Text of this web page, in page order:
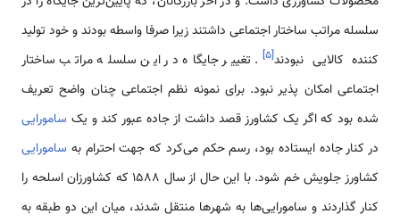
سلسله مراتب ساختار اجتماعی داشتند زیرا صرفا واسطه بودند و خود تولید
کننده کالایی نبودند[۵]. تغییر جایگاه در این سلسله مراتب ساختار
اجتماعی امکان پذیر نبود. برای نمونه نظم اجتماعی چنان واضح تعریف
شده بود که اگر یک کشاورز قصد داشت از جاده عبور کند و یک سامورایی
در کنار جاده ایستاده بود، رسم حکم می‌کرد که جهت احترام به سامورایی
کشاورز جلویش خم شود. با این حال از سال 1588 که کشاورزان اسلحه را
کنار گذاردند و سامورایی‌ها به شهرها منتقل شدند، میان این دو طبقه به